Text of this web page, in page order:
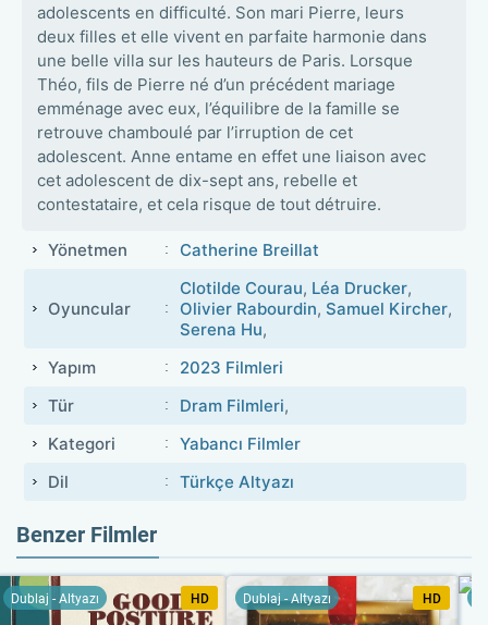
adolescents en difficulté. Son mari Pierre, leurs
deux filles et elle vivent en parfaite harmonie dans
une belle villa sur les hauteurs de Paris. Lorsque
Théo, fils de Pierre né d’un précédent mariage
emménage avec eux, l’équilibre de la famille se
retrouve chamboulé par l’irruption de cet
adolescent. Anne entame en effet une liaison avec
cet adolescent de dix-sept ans, rebelle et
contestataire, et cela risque de tout détruire.
Yönetmen Catherine Breillat
Oyuncular
Clotilde Courau, Léa Drucker,
Olivier Rabourdin, Samuel Kircher,
Serena Hu,
Yapım
2023 Filmleri
Tür
Dram Filmleri,
Kategori
Yabancı Filmler
Dil
Türkçe Altyazı
Benzer Filmler
Dublaj - Altyazı HD Dublaj - Altyazı HD